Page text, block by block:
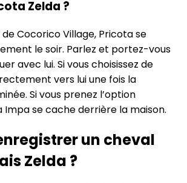
Zelda ?
Cocorico Village, Pricota se
le soir. Parlez et portez-vous
avec lui. Si vous choisissez de
vers lui une fois la
Si vous prenez l’option
Impa se cache derrière la maison.
un cheval
Zelda ?